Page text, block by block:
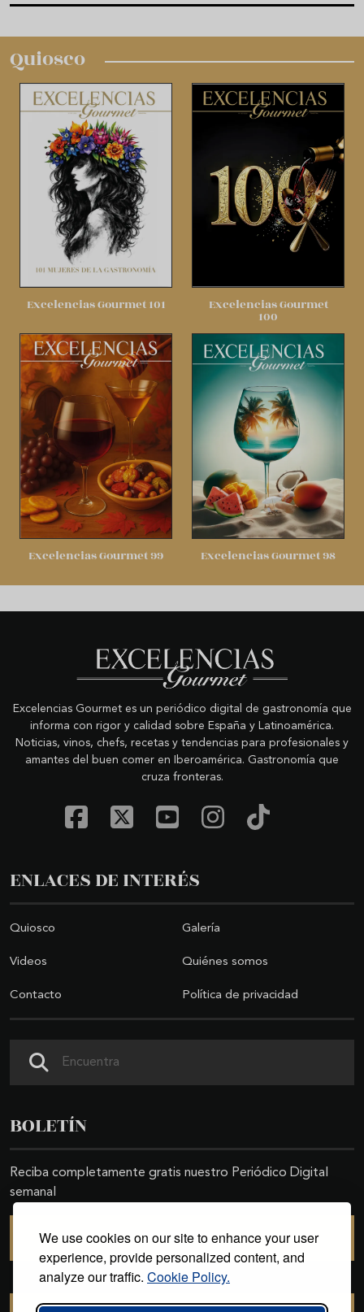
We use cookies on our site to enhance your user
experience, provide personalized content, and
analyze our traffic. Cookie Policy.
Quiosco
Excelencias Gourmet 101 Excelencias Gourmet
100
Excelencias Gourmet 99 Excelencias Gourmet 98
Excelencias Gourmet es un periódico digital de gastronomía que
informa con rigor y calidad sobre España y Latinoamérica.
Noticias, vinos, chefs, recetas y tendencias para profesionales y
amantes del buen comer en Iberoamérica. Gastronomía que
cruza fronteras.
ENLACES DE INTERÉS
Quiosco Galería
Videos Quiénes somos
Contacto Política de privacidad
BOLETÍN
Reciba completamente gratis nuestro Periódico Digital
semanal
SUSCRIBIRSE